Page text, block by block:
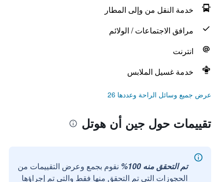
خدمة النقل من وإلى المطار
مرافق الاجتماعات / الولائم
انترنت
خدمة غسيل الملابس
عرض جميع وسائل الراحة وعددها 26
تقييمات حول جين أن هوتل
تم التحقق منه 100%
نقوم بجمع وعرض التقييمات من
الحجوزات التي تم التحقق منها فقط والتي تم إجراؤها